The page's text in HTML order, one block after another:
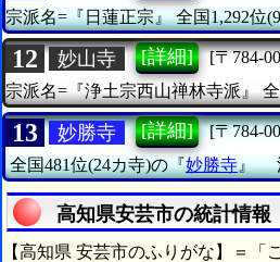
宗派名=『日蓮正宗』 全国1,292位
12 妙山寺 [詳細] [〒784-
宗派名=『浄土宗西山禅林寺派』
13 妙勝寺 [詳細] [〒784-
全国481位(24カ寺)の『妙勝寺』
高知県安芸市の統計情報
【高知県 安芸市のふりがな】＝「